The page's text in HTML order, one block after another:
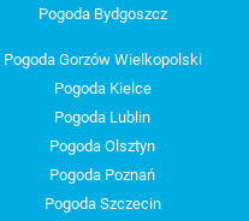
Pogoda Bydgoszcz
Pogoda Gorzów Wielkopolski
Pogoda Kielce
Pogoda Lublin
Pogoda Olsztyn
Pogoda Poznań
Pogoda Szczecin